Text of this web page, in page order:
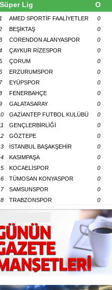
Süper Lig O
1 AMED SPORTİF FAALİYETLER 0
BEŞİKTAŞ 0
CORENDON ALANYASPOR 0
ÇAYKUR RİZESPOR 0
ÇORUM 0
ERZURUMSPOR 0
7
EYÜPSPOR 0
FENERBAHÇE 0
GALATASARAY 0
GAZİANTEP FUTBOL KULÜBÜ 0
GENÇLERBİRLİĞİ 0
GÖZTEPE 0
İSTANBUL BAŞAKŞEHİR 0
KASIMPAŞA 0
KOCAELİSPOR 0
TÜMOSAN KONYASPOR 0
SAMSUNSPOR 0
TRABZONSPOR 0